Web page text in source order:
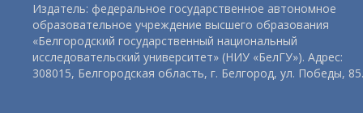
Издатель: федеральное государственное автономное
образовательное учреждение высшего образования
«Белгородский государственный национальный
исследовательский университет» (НИУ «БелГУ»). Адрес:
308015, Белгородская область, г. Белгород, ул. Победы, 85.